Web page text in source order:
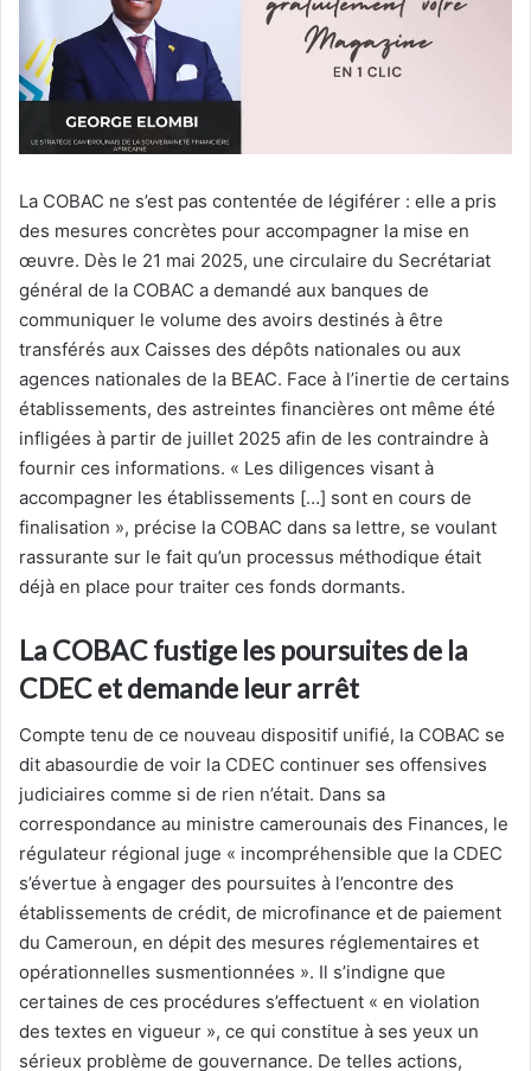
La COBAC ne s’est pas contentée de légiférer : elle a pris
des mesures concrètes pour accompagner la mise en
œuvre. Dès le 21 mai 2025, une circulaire du Secrétariat
général de la COBAC a demandé aux banques de
communiquer le volume des avoirs destinés à être
transférés aux Caisses des dépôts nationales ou aux
agences nationales de la BEAC. Face à l’inertie de certains
établissements, des astreintes financières ont même été
infligées à partir de juillet 2025 afin de les contraindre à
fournir ces informations. « Les diligences visant à
accompagner les établissements […] sont en cours de
finalisation », précise la COBAC dans sa lettre, se voulant
rassurante sur le fait qu’un processus méthodique était
déjà en place pour traiter ces fonds dormants.
La COBAC fustige les poursuites de la
CDEC et demande leur arrêt
Compte tenu de ce nouveau dispositif unifié, la COBAC se
dit abasourdie de voir la CDEC continuer ses offensives
judiciaires comme si de rien n’était. Dans sa
correspondance au ministre camerounais des Finances, le
régulateur régional juge « incompréhensible que la CDEC
s’évertue à engager des poursuites à l’encontre des
établissements de crédit, de microfinance et de paiement
du Cameroun, en dépit des mesures réglementaires et
opérationnelles susmentionnées ». Il s’indigne que
certaines de ces procédures s’effectuent « en violation
des textes en vigueur », ce qui constitue à ses yeux un
sérieux problème de gouvernance. De telles actions,